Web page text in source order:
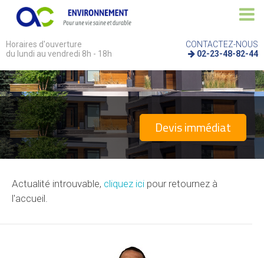
Horaires d'ouverture
du lundi au vendredi 8h - 18h
CONTACTEZ-NOUS
02-23-48-82-44
Devis immédiat
Actualité introuvable, cliquez ici pour retournez à
l'accueil.